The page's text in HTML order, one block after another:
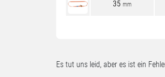
35 mm
Es tut uns leid, aber es ist ein